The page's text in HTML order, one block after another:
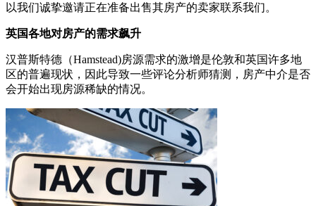
以我们诚挚邀请正在准备出售其房产的卖家联系我们。
英国各地对房产的需求飙升
汉普斯特德（Hamstead)房源需求的激增是伦敦和英国许多地
区的普遍现状，因此导致一些评论分析师猜测，房产中介是否
会开始出现房源稀缺的情况。